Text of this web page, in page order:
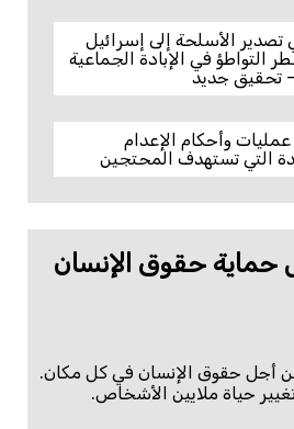
تصدير الأسلحة إلى إسرائيل
التواطؤ في الإبادة الجماعية
تحقيق جديد
وأحكام الإعدام
التي تستهدف المحتجين
حماية حقوق الإنسان
من أجل حقوق الإنسان في كل مكان.
حياة ملايين الأشخاص.